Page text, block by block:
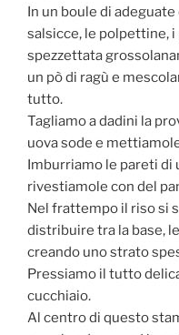
In un boule di
salsicce, le polpettine,
spezzettata
un pò di ragù e
tutto.
Tagliamo a dadini la
uova sode e
Imburriamo le pareti di
rivestiamole con del
Nel frattempo il riso si
distribuire tra la base,
creando uno strato
Pressiamo il tutto
cucchiaio.
Al centro di questo